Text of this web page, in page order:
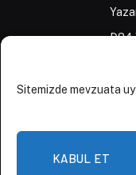
Sitemizde mevzuata
KABUL ET
D84